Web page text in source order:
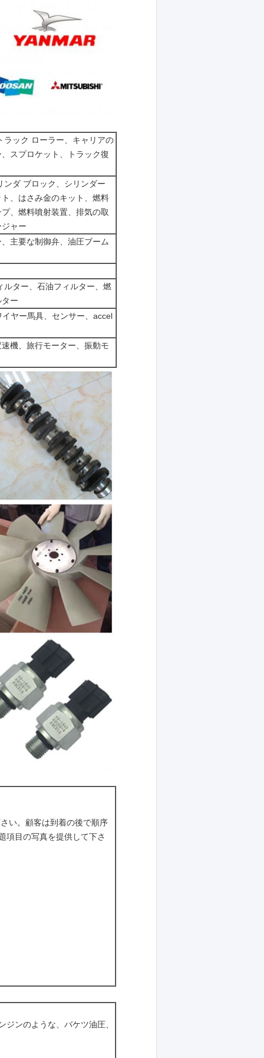
ラック ローラー、キャリアの
スプロケット、トラック復
ンダ ブロック、シリンダー
、はさみ金のキット、燃料
、燃料噴射装置、排気の取
ャー
主要な制御弁、油圧ブーム
ルター、石油フィルター、燃
ー
ヤー馬具、センサー、accel
機、旅行モーター、振動モ
い。顧客は到着の後で順序
項目の写真を提供して下さ
ンのような、バケツ油圧、